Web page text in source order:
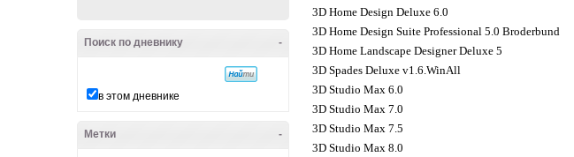
-
Поиск по дневнику
в этом дневнике
-
Метки
3D Home Design Deluxe 6.0
3D Home Design Suite Professional 5.0 Broderbund
3D Home Landscape Designer Deluxe 5
3D Spades Deluxe v1.6.WinAll
3D Studio Max 6.0
3D Studio Max 7.0
3D Studio Max 7.5
3D Studio Max 8.0